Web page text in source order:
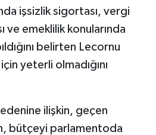
işsizlik sigortası, vergi
ve emeklilik konularında
belirten Lecornu
yeterli olmadığını
ilişkin, geçen
bütçeyi parlamentoda